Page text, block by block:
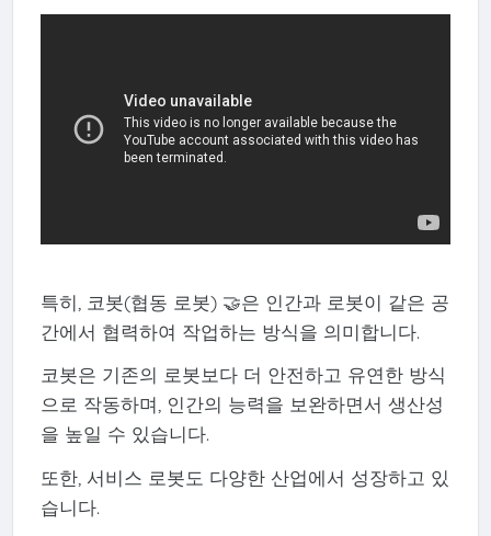
특히, 코봇(협동 로봇) 🤝은 인간과 로봇이 같은 공
간에서 협력하여 작업하는 방식을 의미합니다.
코봇은 기존의 로봇보다 더 안전하고 유연한 방식
으로 작동하며, 인간의 능력을 보완하면서 생산성
을 높일 수 있습니다.
또한, 서비스 로봇도 다양한 산업에서 성장하고 있
습니다.